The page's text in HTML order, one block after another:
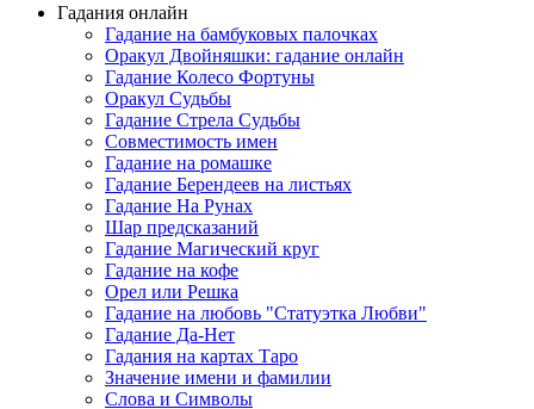
Гадания онлайн
Гадание на бамбуковых палочках
Оракул Двойняшки: гадание онлайн
Гадание Колесо Фортуны
Оракул Судьбы
Гадание Стрела Судьбы
Совместимость имен
Гадание на ромашке
Гадание Берендеев на листьях
Гадание На Рунах
Шар предсказаний
Гадание Магический круг
Гадание на кофе
Орел или Решка
Гадание на любовь "Статуэтка Любви"
Гадание Да-Нет
Гадания на картах Таро
Значение имени и фамилии
Слова и Символы